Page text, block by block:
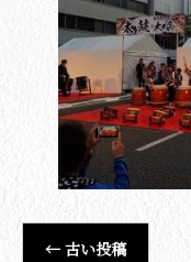
← 古い投稿